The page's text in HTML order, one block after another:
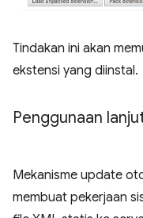
Tindakan ini akan
ekstensi yang diinstal.
Penggunaan
Mekanisme update
membuat pekerjaan